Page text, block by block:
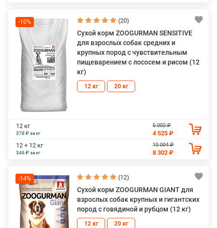
-10% (20)
Сухой корм ZOOGURMAN SENSITIVE
для взрослых собак средних и
крупных пород с чувствительным
пищеварением с лососем и рисом (12
кг)
12 кг 20 кг
12 кг
378 ₽ за кг
5 002 ₽
4 525 ₽
12 + 12 кг
346 ₽ за кг
10 004 ₽
8 302 ₽
-14% (12)
Сухой корм ZOOGURMAN GIANT для
взрослых собак крупных и гигантских
пород с говядиной и рубцом (12 кг)
12 кг 20 кг